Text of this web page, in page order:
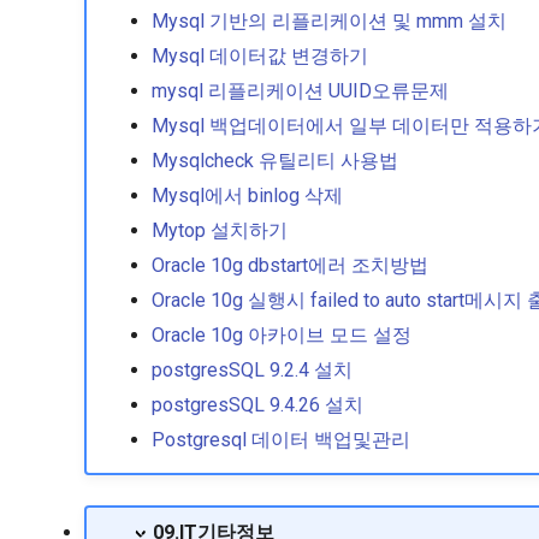
Mysql 기반의 리플리케이션 및 mmm 설치
Mysql 데이터값 변경하기
mysql 리플리케이션 UUID오류문제
Mysql 백업데이터에서 일부 데이터만 적용하
Mysqlcheck 유틸리티 사용법
Mysql에서 binlog 삭제
Mytop 설치하기
Oracle 10g dbstart에러 조치방법
Oracle 10g 실행시 failed to auto start메시지
Oracle 10g 아카이브 모드 설정
postgresSQL 9.2.4 설치
postgresSQL 9.4.26 설치
Postgresql 데이터 백업및관리
09.IT기타정보